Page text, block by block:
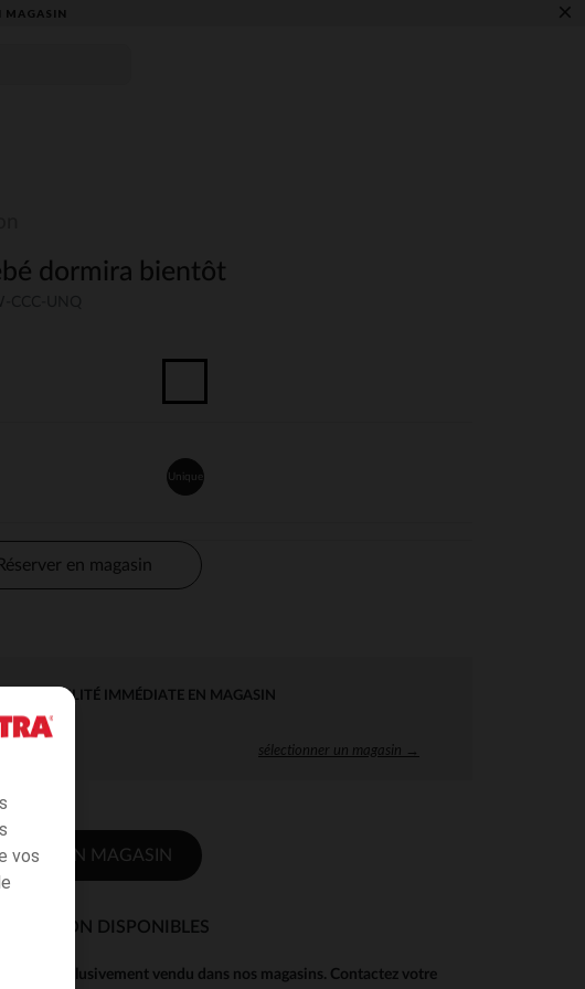
vos
MAGASIN​ ×
dormira bientôt
Unique
Réserver en magasin
DISPONIBILITÉ IMMÉDIATE EN MAGASIN
sélectionner un magasin →
MON MAGASIN
LIVRAISON DISPONIBLES
est exclusivement vendu dans nos magasins. Contactez votre